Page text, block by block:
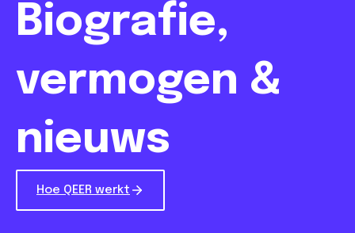
Biografie,
vermogen &
nieuws
Hoe QEER werkt